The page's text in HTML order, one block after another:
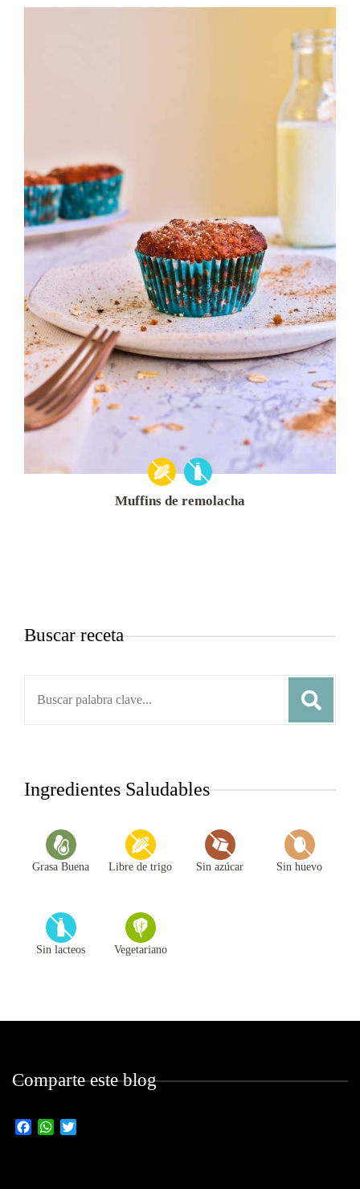
Muffins de remolacha
Buscar receta
for:
Ingredientes Saludables
Grasa Buena Libre de trigo Sin azúcar Sin huevo
Sin lacteos Vegetariano
Comparte este blog